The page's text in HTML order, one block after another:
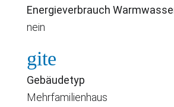
Energieverbrauch
nein
gite
Gebäudetyp
Mehrfamilienhaus